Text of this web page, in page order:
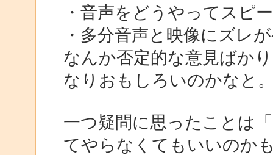
・音声をどうやってスピ
・多分音声と映像にズレ
なんか否定的な意見ばか
なりおもしろいのかなと
一つ疑問に思ったことは
てやらなくてもいいのか